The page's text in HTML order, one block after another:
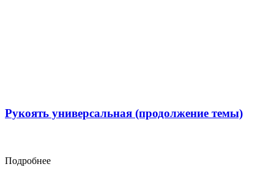
Рукоять универсальная (продолжение темы)
Подробнее